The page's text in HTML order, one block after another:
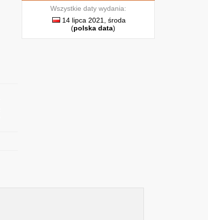
Wszystkie daty wydania:
14 lipca 2021, środa
(polska data)